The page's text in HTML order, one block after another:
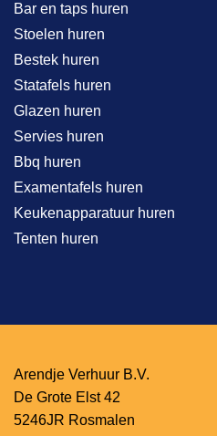
Bar en taps huren
Stoelen huren
Bestek huren
Statafels huren
Glazen huren
Servies huren
Bbq huren
Examentafels huren
Keukenapparatuur huren
Tenten huren
Arendje Verhuur B.V.
De Grote Elst 42
5246JR Rosmalen